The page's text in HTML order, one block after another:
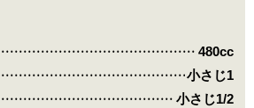
480cc
小さじ1
小さじ1/2